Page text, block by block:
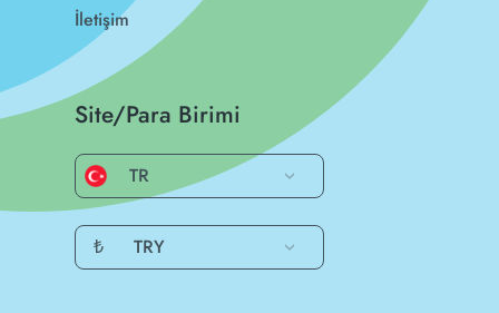
İletişim
Site/Para Birimi
TR
₺ TRY